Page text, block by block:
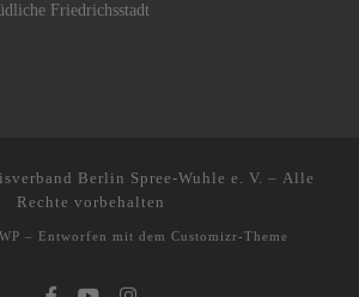
Friedrichsstadt
Berlin Spree-Wuhle e. V. – Alle
Rechte vorbehalten
WP – Entworfen mit dem Customizr-Theme